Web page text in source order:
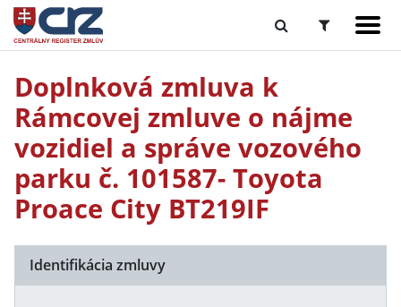
Doplnková zmluva k
Rámcovej zmluve o nájme
vozidiel a správe vozového
parku č. 101587- Toyota
Proace City BT219IF
Identifikácia zmluvy